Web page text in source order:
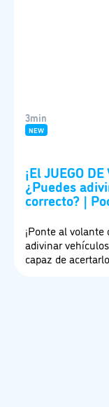
3min
NEW
¡El JUEGO
¿Puedes
correcto? |
¡Ponte al
adivinar
capaz de